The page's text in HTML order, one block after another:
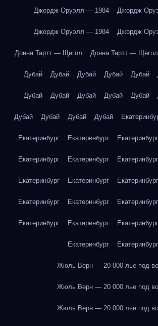
Джордж Оруэлл — 1984 Джордж
Джордж Оруэлл — 1984 Джордж
Донна Тартт — Щегол Донна Тартт — Щегол
Дубай Дубай Дубай Дубай Дубай
Дубай Дубай Дубай Дубай Дубай
Дубай Дубай Дубай Дубай
Екатеринбург Екатеринбург Екатеринбург
Екатеринбург Екатеринбург Екатеринбург
Екатеринбург Екатеринбург Екатеринбург
Екатеринбург Екатеринбург Екатеринбург
Екатеринбург Екатеринбург Екатеринбург
Екатеринбург Екатеринбург
Жюль Верн — 20 000 лье под
Жюль Верн — 20 000 лье под
Жюль Верн — 20 000 лье под